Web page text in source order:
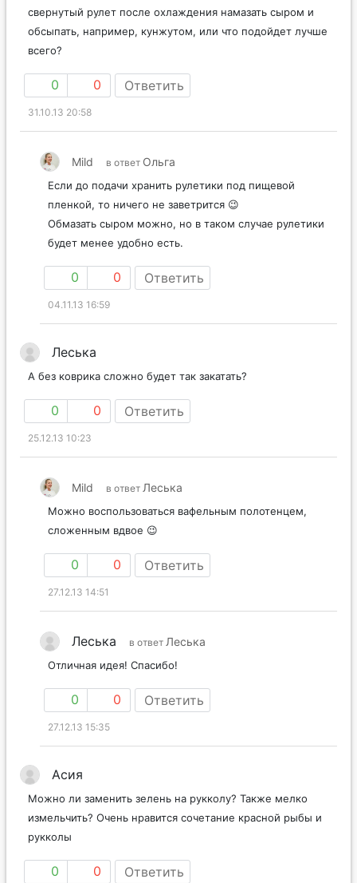
свернутый рулет после охлаждения намазать сыром и
обсыпать, например, кунжутом, или что подойдет лучше
всего?
0 0 Ответить
31.10.13 20:58
Mild в ответ Ольга
Если до подачи хранить рулетики под пищевой
пленкой, то ничего не заветрится 😉
Обмазать сыром можно, но в таком случае рулетики
будет менее удобно есть.
0 0 Ответить
04.11.13 16:59
Леська
А без коврика сложно будет так закатать?
0 0 Ответить
25.12.13 10:23
Mild в ответ Леська
Можно воспользоваться вафельным полотенцем,
сложенным вдвое 😉
0 0 Ответить
27.12.13 14:51
Леська в ответ Леська
Отличная идея! Спасибо!
0 0 Ответить
27.12.13 15:35
Асия
Можно ли заменить зелень на рукколу? Также мелко
измельчить? Очень нравится сочетание красной рыбы и
рукколы
0 0 Ответить